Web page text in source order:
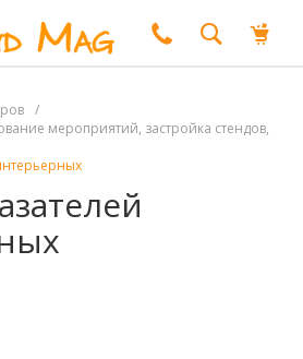
/
мероприятий, застройка стендов,